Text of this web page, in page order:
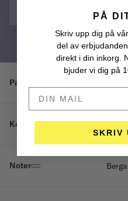
Parfymhus
Komplexitet Lätt
Noter
PÅ
Skriv upp dig på
del av
direkt i din inkorg.
bjuder vi dig på
SKRIV